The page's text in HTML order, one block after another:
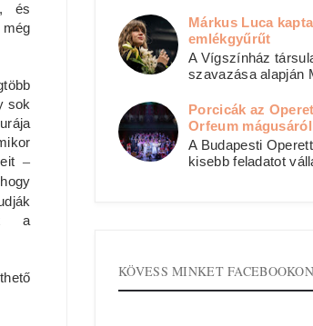
és
sok
–
a
Márkus Luca
emlékgyűrűt
A Vígszínház
szavazása alapján
Porcicák az
Orfeum mágusáról
A Budapesti
kisebb feladatot
KÖVESS MINKET FACEBOOKON